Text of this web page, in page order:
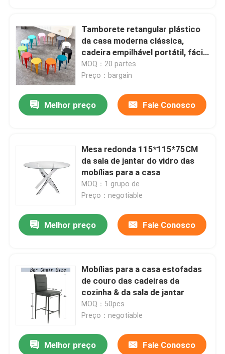
Produtos
Sobre nós
Excursão da fábrica
Tamborete retangular plástico
da casa moderna clássica,
cadeira empilhável portátil, fácil
armazenar
MOQ：20 partes
Preço：bargain
Melhor preço Fale Conosco
Mesa redonda 115*115*75CM
da sala de jantar do vidro das
mobílias para a casa
MOQ：1 grupo de
Preço：negotiable
Melhor preço Fale Conosco
Mobílias para a casa estofadas
de couro das cadeiras da
cozinha & da sala de jantar
MOQ：50pcs
Preço：negotiable
Melhor preço Fale Conosco